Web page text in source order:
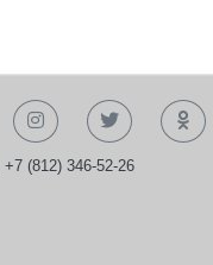
+7 (812) 346-52-26